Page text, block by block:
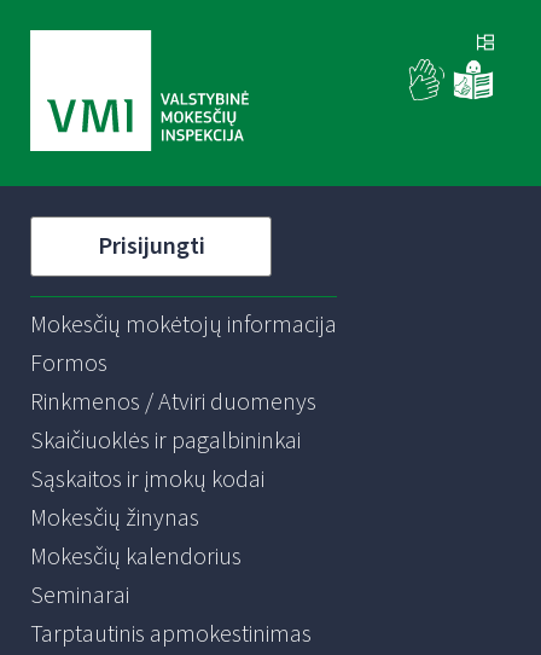
Prisijungti
Mokesčių mokėtojų informacija
Formos
Rinkmenos / Atviri duomenys
Skaičiuoklės ir pagalbininkai
Sąskaitos ir įmokų kodai
Mokesčių žinynas
Mokesčių kalendorius
Seminarai
Tarptautinis apmokestinimas